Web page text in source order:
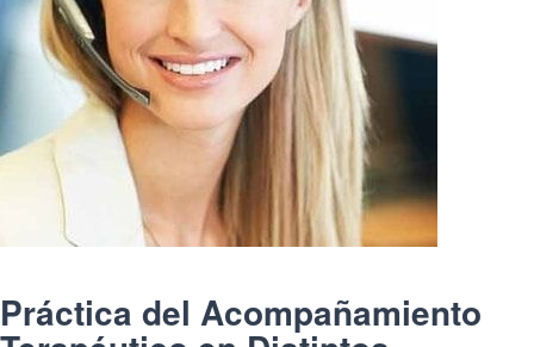
Práctica del Acompañamiento